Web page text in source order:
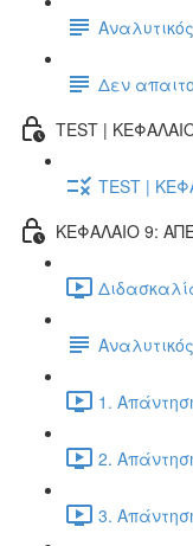
Δεν
TEST |
TEST |
ΚΕΦΑΛΑΙΟ 9:
1.
2.
3.